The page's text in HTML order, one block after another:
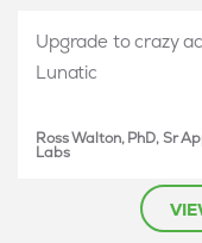
Upgrade to crazy
Lunatic
Ross Walton, PhD, Sr
Labs